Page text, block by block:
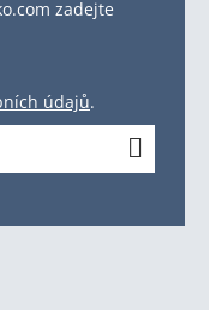
zadejte
údajů.